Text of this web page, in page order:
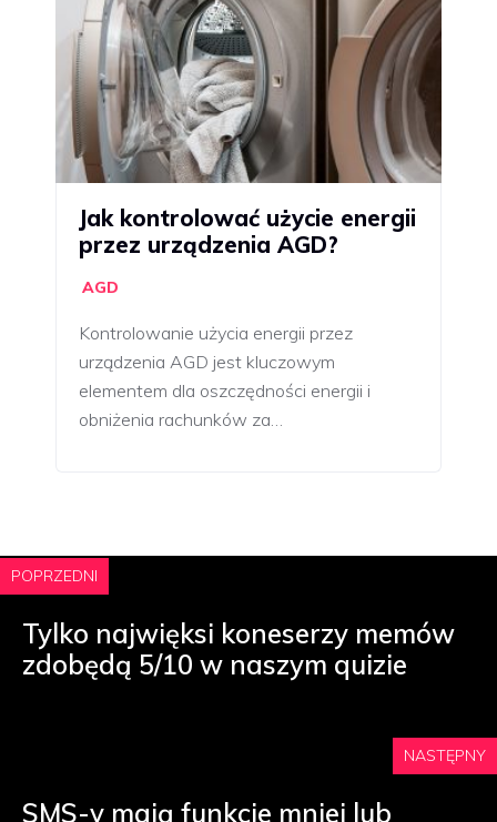
Jak kontrolować użycie energii
przez urządzenia AGD?
AGD
Kontrolowanie użycia energii przez
urządzenia AGD jest kluczowym
elementem dla oszczędności energii i
obniżenia rachunków za…
POPRZEDNI
Tylko najwięksi koneserzy memów
zdobędą 5/10 w naszym quizie
NASTĘPNY
SMS-y mają funkcje mniej lub